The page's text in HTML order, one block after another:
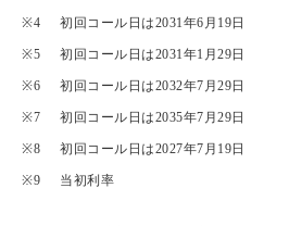
初回コール日は2031年6月19日
初回コール日は2031年1月29日
初回コール日は2032年7月29日
初回コール日は2035年7月29日
初回コール日は2027年7月19日
当初利率